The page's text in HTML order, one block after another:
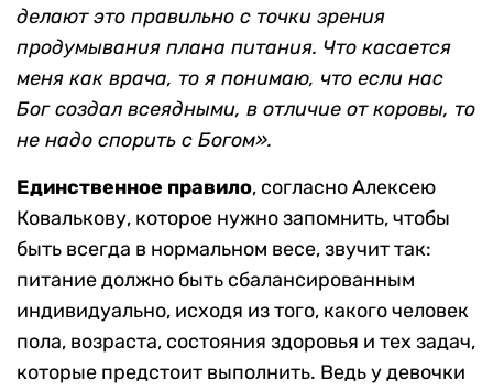
делают это правильно с точки зрения
продумывания плана питания. Что касается
меня как врача, то я понимаю, что если нас
Бог создал всеядными, в отличие от коровы, то
не надо спорить с Богом».
Единственное правило, согласно Алексею
Ковалькову, которое нужно запомнить, чтобы
быть всегда в нормальном весе, звучит так:
питание должно быть сбалансированным
индивидуально, исходя из того, какого человек
пола, возраста, состояния здоровья и тех задач,
которые предстоит выполнить. Ведь у девочки